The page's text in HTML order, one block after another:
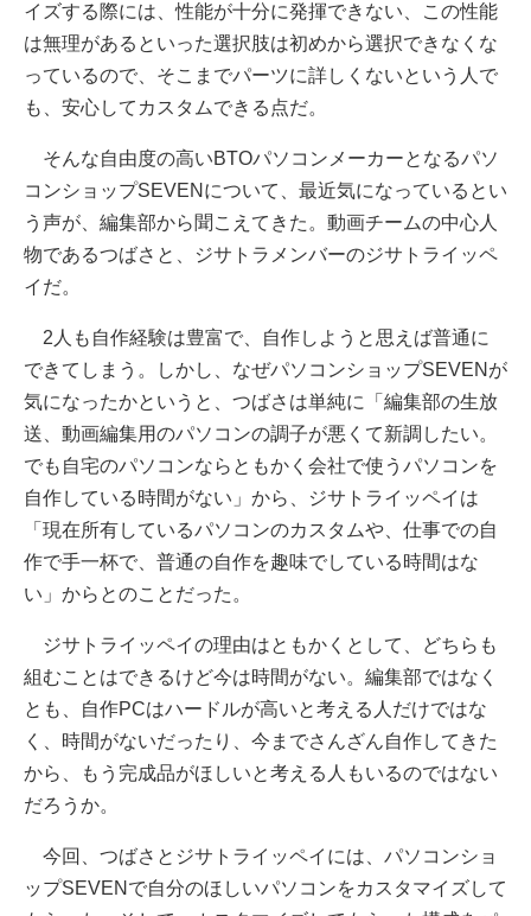
イズする際には、性能が十分に発揮できない、この性能
は無理があるといった選択肢は初めから選択できなくな
っているので、そこまでパーツに詳しくないという人で
も、安心してカスタムできる点だ。
そんな自由度の高いBTOパソコンメーカーとなるパソ
コンショップSEVENについて、最近気になっているとい
う声が、編集部から聞こえてきた。動画チームの中心人
物であるつばさと、ジサトラメンバーのジサトライッペ
イだ。
2人も自作経験は豊富で、自作しようと思えば普通に
できてしまう。しかし、なぜパソコンショップSEVENが
気になったかというと、つばさは単純に「編集部の生放
送、動画編集用のパソコンの調子が悪くて新調したい。
でも自宅のパソコンならともかく会社で使うパソコンを
自作している時間がない」から、ジサトライッペイは
「現在所有しているパソコンのカスタムや、仕事での自
作で手一杯で、普通の自作を趣味でしている時間はな
い」からとのことだった。
ジサトライッペイの理由はともかくとして、どちらも
組むことはできるけど今は時間がない。編集部ではなく
とも、自作PCはハードルが高いと考える人だけではな
く、時間がないだったり、今までさんざん自作してきた
から、もう完成品がほしいと考える人もいるのではない
だろうか。
今回、つばさとジサトライッペイには、パソコンショ
ップSEVENで自分のほしいパソコンをカスタマイズして